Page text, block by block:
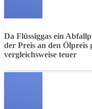
Da Flüssiggas ein
der Preis an den Ölpreis
vergleichsweise teuer